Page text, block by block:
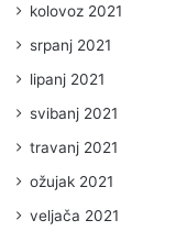
kolovoz 2021
srpanj 2021
lipanj 2021
svibanj 2021
travanj 2021
ožujak 2021
veljača 2021